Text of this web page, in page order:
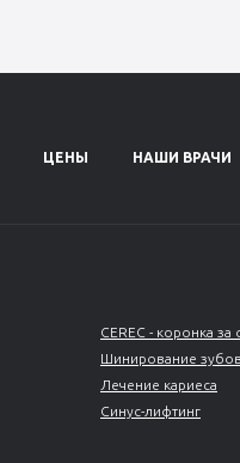
ЦЕНЫ НАШИ ВРАЧИ
CEREC - коронка за
Шинирование зубов
Лечение кариеса
Синус-лифтинг